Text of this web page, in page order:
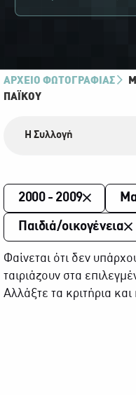
ΑΡΧΕΙΟ ΦΩΤΟΓΡΑΦΙΑΣ
ΠΑΪ́ΚΟΥ
Η Συλλογή
2000 - 2009
Παιδιά/οικογένεια
Φαίνεται ότι δεν
ταιριάζουν στα
Αλλάξτε τα κριτήρια